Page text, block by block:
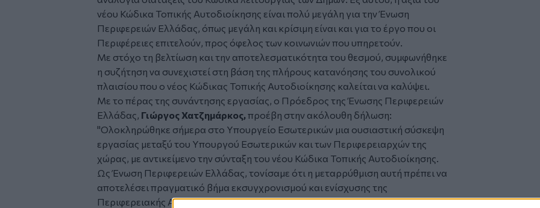
νέου Κώδικα Τοπικής Αυτοδιοίκησης είναι πολύ μεγάλη για την Ένωση
Περιφερειών Ελλάδας, όπως μεγάλη και κρίσιμη είναι και για το έργο που οι
Περιφέρειες επιτελούν, προς όφελος των κοινωνιών που υπηρετούν.
Με στόχο τη βελτίωση και την αποτελεσματικότητα του θεσμού, συμφωνήθηκε
η συζήτηση να συνεχιστεί στη βάση της πλήρους κατανόησης του συνολικού
πλαισίου που ο νέος Κώδικας Τοπικής Αυτοδιοίκησης καλείται να καλύψει.
Με το πέρας της συνάντησης εργασίας, ο Πρόεδρος της Ένωσης Περιφερειών
Ελλάδας, Γιώργος Χατζημάρκος,προέβη στην ακόλουθη δήλωση:
"Ολοκληρώθηκε σήμερα στο Υπουργείο Εσωτερικών μια ουσιαστική σύσκεψη
εργασίας μεταξύ του Υπουργού Εσωτερικών και των Περιφερειαρχών της
χώρας, με αντικείμενο την σύνταξη του νέου Κώδικα Τοπικής Αυτοδιοίκησης.
Ως Ένωση Περιφερειών Ελλάδας, τονίσαμε ότι η μεταρρύθμιση αυτή πρέπει να
αποτελέσει πραγματικό βήμα εκσυγχρονισμού και ενίσχυσης της
Περιφερειακής Αυτοδιοίκησης που χρειάζεται έναν Κώδικα σαφή και